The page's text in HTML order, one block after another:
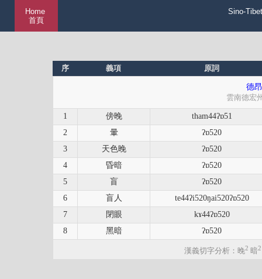
Home
首頁
Sino-
序 義項 原詞
德
雲南德宏
1 傍晚
tham44ʔɒ51
2
暈
ʔɒ520
3
天色晚
ʔɒ520
4
昏暗
ʔɒ520
5
盲
ʔɒ520
6
盲人
te44ʔi520ŋai520ʔɒ520
7
閉眼
kɤ44ʔɒ520
8
黑暗 ʔɒ520
漢義切字分析：晚2 暗2